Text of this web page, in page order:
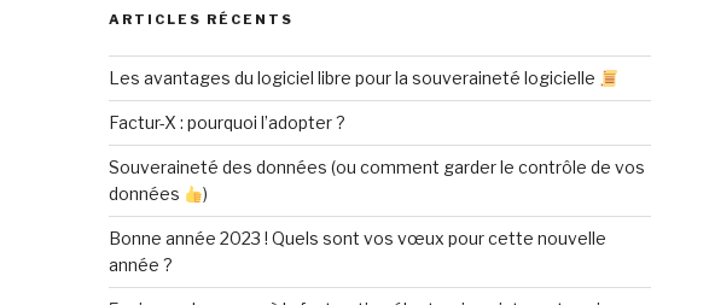
ARTICLES RÉCENTS
Les avantages du logiciel libre pour la souveraineté logicielle
Factur-X : pourquoi l’adopter ?
Souveraineté des données (ou comment garder le contrôle de vos
données
)
Bonne année 2023 ! Quels sont vos vœux pour cette nouvelle
année ?